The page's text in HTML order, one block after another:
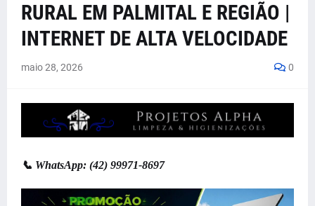
RURAL EM PALMITAL E REGIÃO |
INTERNET DE ALTA VELOCIDADE
maio 28, 2026 0
📞 WhatsApp: (42) 99971-8697